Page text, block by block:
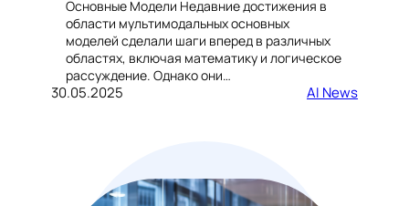
Основные Модели Недавние достижения в
области мультимодальных основных
моделей сделали шаги вперед в различных
областях, включая математику и логическое
рассуждение. Однако они…
30.05.2025 AI News